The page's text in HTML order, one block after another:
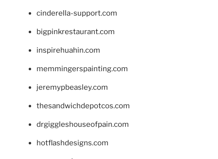
cinderella-support.com
bigpinkrestaurant.com
inspirehuahin.com
memmingerspainting.com
jeremypbeasley.com
thesandwichdepotcos.com
drgiggleshouseofpain.com
hotflashdesigns.com